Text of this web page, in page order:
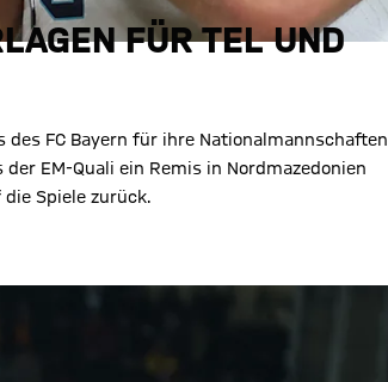
FÜR TEL UND
FC Bayern für ihre Nationalmannschaften
EM-Quali ein Remis in Nordmazedonien
Spiele zurück.